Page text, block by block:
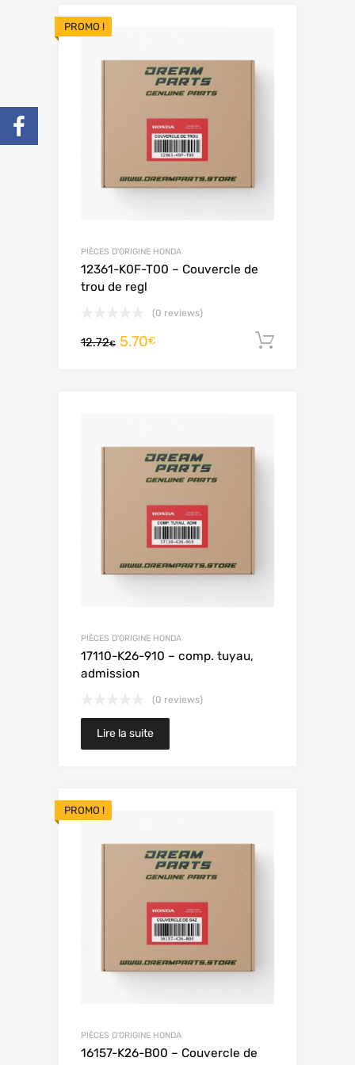
PROMO !
PIÈCES D'ORIGINE HONDA
12361-K0F-T00 – Couvercle de
trou de regl
(0 reviews)
12.72€ 5.70€
PIÈCES D'ORIGINE HONDA
17110-K26-910 – comp. tuyau,
admission
(0 reviews)
Lire la suite
PROMO !
PIÈCES D'ORIGINE HONDA
16157-K26-B00 – Couvercle de